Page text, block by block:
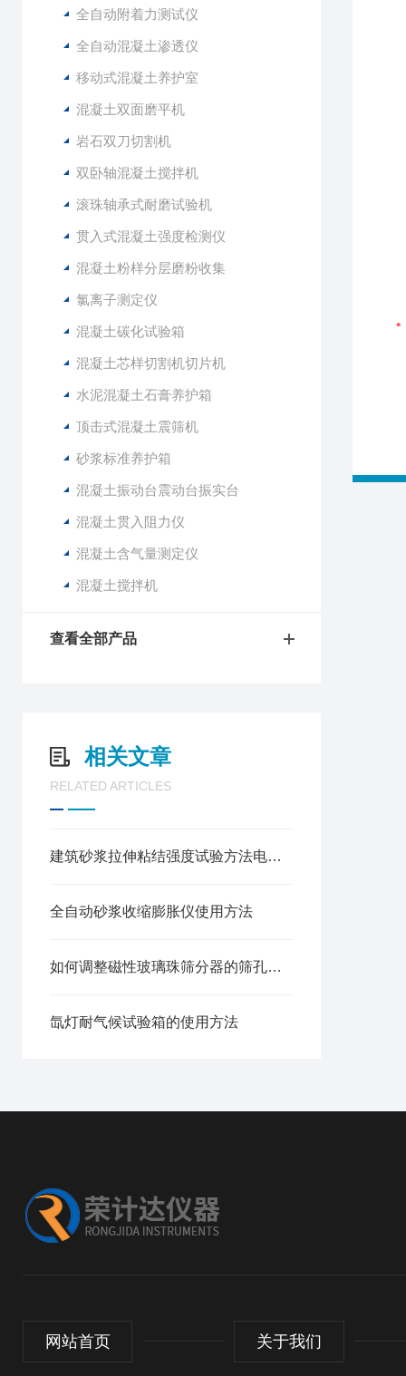
全自动附着力测试仪
全自动混凝土渗透仪
移动式混凝土养护室
混凝土双面磨平机
岩石双刀切割机
双卧轴混凝土搅拌机
滚珠轴承式耐磨试验机
贯入式混凝土强度检测仪
混凝土粉样分层磨粉收集
氯离子测定仪
混凝土碳化试验箱
混凝土芯样切割机切片机
水泥混凝土石膏养护箱
顶击式混凝土震筛机
砂浆标准养护箱
混凝土振动台震动台振实台
混凝土贯入阻力仪
混凝土含气量测定仪
混凝土搅拌机
查看全部产品
相关文章
RELATED ARTICLES
建筑砂浆拉伸粘结强度试验方法电子万能试验机
全自动砂浆收缩膨胀仪使用方法
如何调整磁性玻璃珠筛分器的筛孔大小
氙灯耐气候试验箱的使用方法
网站首页 关于我们